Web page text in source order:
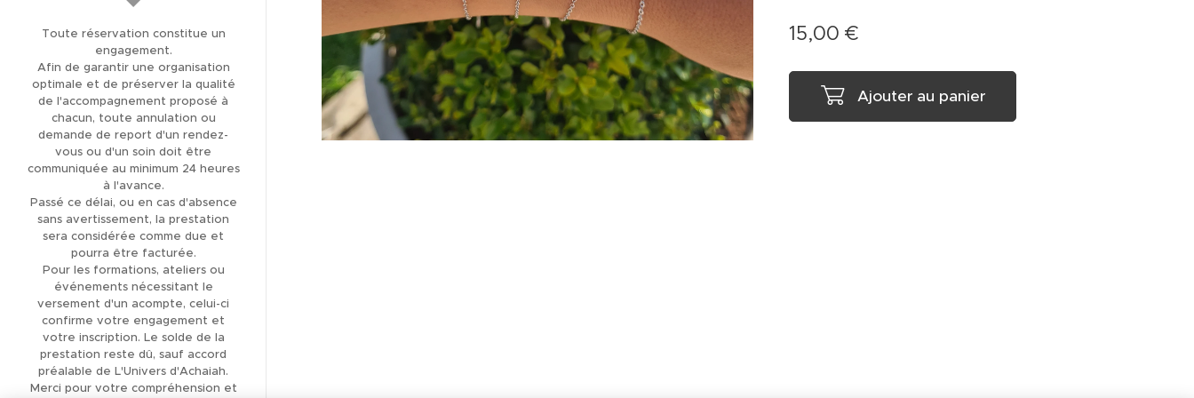
(137)
THÉRAPIE ET SOIN
ÉNERGÉTIQUE
LIBÉRATION DES
MÉMOIRES KARMIQUES
LIBÉRATION DES
MÉMOIRES
FORMATION
MAGNÉTISME ET SOINS
ÉNERGÉTIQUES
FORMATION
CANALISATION
BOUTIQUE EN LIGNE
LITHOTHÉRAPIE
15,00 €
Ajouter au panier
Toute réservation constitue un
engagement.
Afin de garantir une organisation
optimale et de préserver la qualité
de l'accompagnement proposé à
chacun, toute annulation ou
demande de report d'un rendez-
vous ou d'un soin doit être
communiquée au minimum 24 heures
à l'avance.
Passé ce délai, ou en cas d'absence
sans avertissement, la prestation
sera considérée comme due et
pourra être facturée.
Pour les formations, ateliers ou
événements nécessitant le
versement d'un acompte, celui-ci
confirme votre engagement et
votre inscription. Le solde de la
prestation reste dû, sauf accord
préalable de L'Univers d'Achaiah.
Merci pour votre compréhension et